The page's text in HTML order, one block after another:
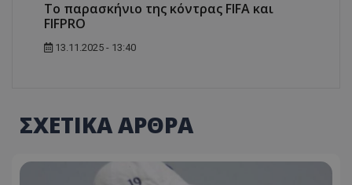
Το παρασκήνιο της κόντρας FIFA και
FIFPRO
13.11.2025 - 13:40
ΣΧΕΤΙΚΑ ΑΡΘΡΑ